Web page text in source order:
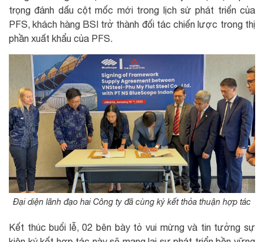
trọng đánh dấu cột mốc mới trong lịch sử phát triển của
PFS, khách hàng BSI trở thành đối tác chiến lược trong thị
phần xuất khẩu của PFS.
Đại diện lãnh đạo hai Công ty đã cùng ký kết thỏa thuận hợp tác
Kết thúc buổi lễ, 02 bên bày tỏ vui mừng và tin tưởng sự